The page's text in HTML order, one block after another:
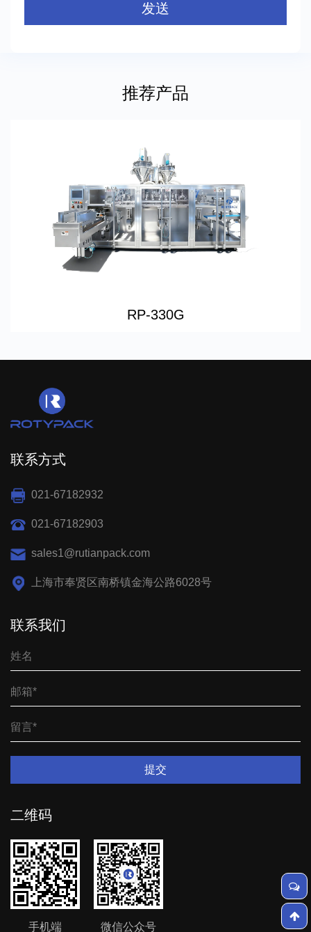
发送
推荐产品
联系方式
021-67182932
021-67182903
sales1@rutianpack.com
上海市奉贤区南桥镇金海公路6028号
联系我们
提交
二维码
手机端 微信公众号